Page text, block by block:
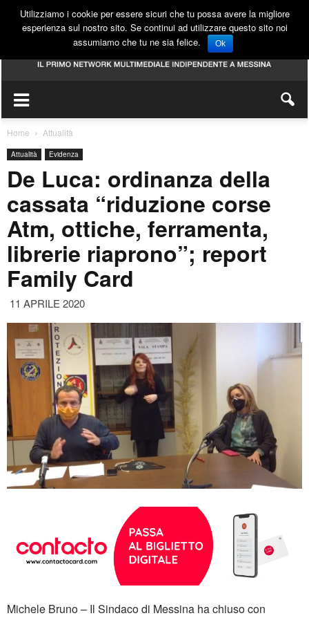
Home Attualità
Attualità Evidenza
De Luca: ordinanza della
cassata “riduzione corse
Atm, ottiche, ferramenta,
librerie riaprono”; report
Family Card
11 APRILE 2020
Michele Bruno – Il Sindaco di Messina ha chiuso con
Utilizziamo i cookie per essere sicuri che tu possa avere la migliore
esperienza sul nostro sito. Se continui ad utilizzare questo sito noi
assumiamo che tu ne sia felice.
Ok